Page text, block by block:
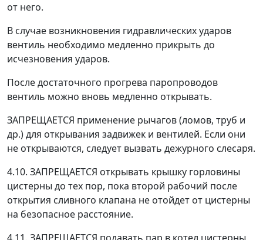
от него.
В случае возникновения гидравлических ударов
вентиль необходимо медленно прикрыть до
исчезновения ударов.
После достаточного прогрева паропроводов
вентиль можно вновь медленно открывать.
ЗАПРЕЩАЕТСЯ применение рычагов (ломов, труб и
др.) для открывания задвижек и вентилей. Если они
не открываются, следует вызвать дежурного слесаря.
4.10. ЗАПРЕЩАЕТСЯ открывать крышку горловины
цистерны до тех пор, пока второй рабочий после
открытия сливного клапана не отойдет от цистерны
на безопасное расстояние.